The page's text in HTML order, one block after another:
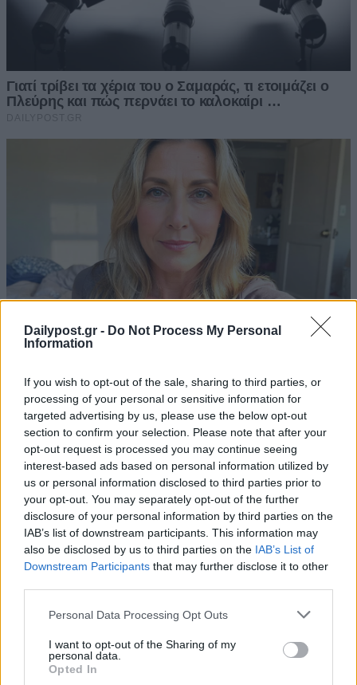
Dailypost.gr - Do Not Process My Personal
Information
If you wish to opt-out of the sale, sharing to third parties, or
processing of your personal or sensitive information for
targeted advertising by us, please use the below opt-out
section to confirm your selection. Please note that after your
opt-out request is processed you may continue seeing
interest-based ads based on personal information utilized by
us or personal information disclosed to third parties prior to
your opt-out. You may separately opt-out of the further
disclosure of your personal information by third parties on the
IAB’s list of downstream participants. This information may
also be disclosed by us to third parties on the IAB’s List of
Downstream Participants that may further disclose it to other
Personal Data Processing Opt Outs
I want to opt-out of the Sharing of my
personal data.
Opted In